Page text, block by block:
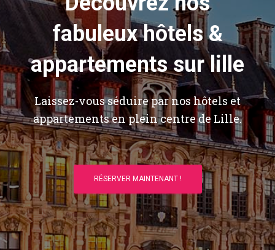
fabuleux hôtels &
appartements sur lille
Laissez-vous séduire par nos hôtels et
appartements en plein centre de Lille.
RÉSERVER MAINTENANT !